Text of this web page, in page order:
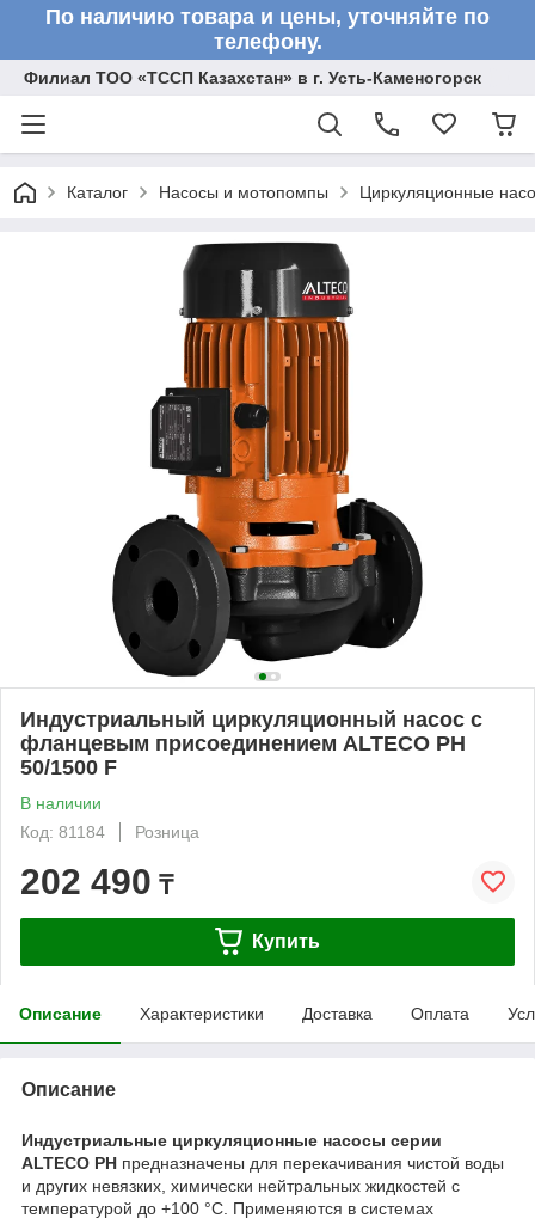
По наличию товара и цены, уточняйте по
телефону.
Филиал ТОО «ТССП Казахстан» в г. Усть-Каменогорск
Каталог Насосы и мотопомпы Циркуляционные
Индустриальный циркуляционный насос с
фланцевым присоединением ALTECO PH
50/1500 F
В наличии
Код: 81184
Розница
202 490 ₸
Купить
Описание Характеристики Доставка Оплата
Описание
Индустриальные циркуляционные насосы серии
ALTECO PH предназначены для перекачивания чистой воды
и других невязких, химически нейтральных жидкостей с
температурой до +100 °C. Применяются в системах